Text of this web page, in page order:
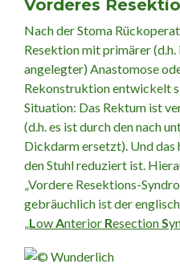
Vorderes
Nach der Stoma
Resektion mit primärer
angelegter) Anastomose
Rekonstruktion entwickelt
Situation: Das Rektum ist
(d.h. es ist durch den nach
Dickdarm ersetzt). Und das
den Stuhl reduziert ist.
„Vordere Resektions-
gebräuchlich ist der
„LowAnterior ResectionS